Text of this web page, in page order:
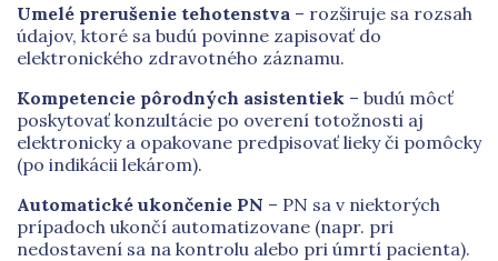
Umelé prerušenie tehotenstva – rozširuje sa rozsah
údajov, ktoré sa budú povinne zapisovať do
elektronického zdravotného záznamu.
Kompetencie pôrodných asistentiek – budú môcť
poskytovať konzultácie po overení totožnosti aj
elektronicky a opakovane predpisovať lieky či pomôcky
(po indikácii lekárom).
Automatické ukončenie PN – PN sa v niektorých
prípadoch ukončí automatizovane (napr. pri
nedostavení sa na kontrolu alebo pri úmrtí pacienta).